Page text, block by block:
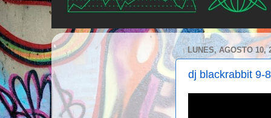
LUNES, AGOSTO 10,
dj blackrabbit 9-